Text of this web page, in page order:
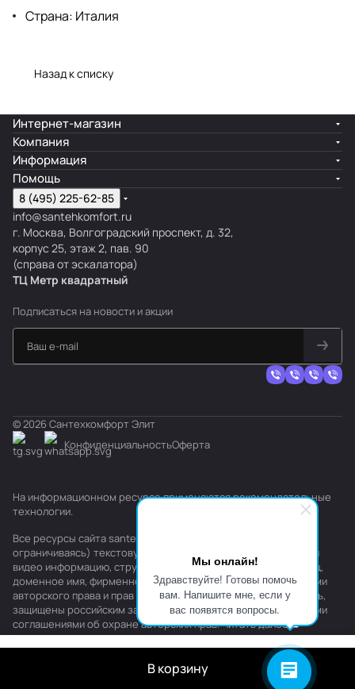
Мы онлайн!
Здравствуйте! Готовы помочь
вам. Напишите мне, если у
вас появятся вопросы.
Страна: Италия
Назад к списку
В корзину
Интернет-магазин
Компания
Информация
Помощь
8 (495) 225-62-85
info@santehkomfort.ru
г. Москва, Волгоградский проспект, д. 32,
корпус 25, этаж 2, пав. 90
(справа от эскалатора)
ТЦ Метр квадратный
Подписаться на новости и акции
© 2026 Сантехкомфорт Элит
КонфиденциальностьОферта
На информационном ресурсе применяютсярекомендательные
технологии.
Все ресурсы сайта santehkomfort.ru, включая (но не
ограничиваясь) текстовую, графическую, фотографическую и
видео информацию, структуру, дизайн и оформление страниц,
доменное имя, фирменное наименование являются объектами
авторского права и прав на интеллектуальную собственность,
защищены российским законодательством и международными
соглашениями об охране авторских прав.Читать далее